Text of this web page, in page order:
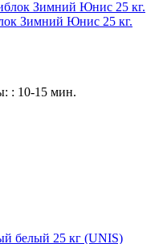
Зимний Юнис 25 кг.
: 10-15 мин.